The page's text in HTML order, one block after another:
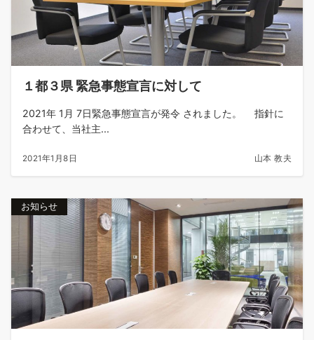
１都３県 緊急事態宣言に対して
2021年 1月 7日緊急事態宣言が発令 されました。 指針に
合わせて、当社主...
2021年1月8日 山本 教夫
お知らせ